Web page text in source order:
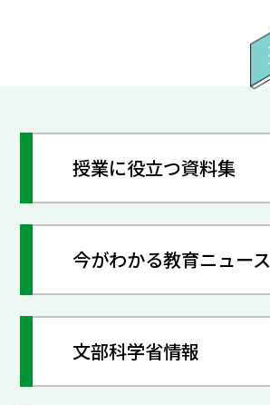
授業に役立つ資料集
今がわかる教育ニュース
文部科学省情報